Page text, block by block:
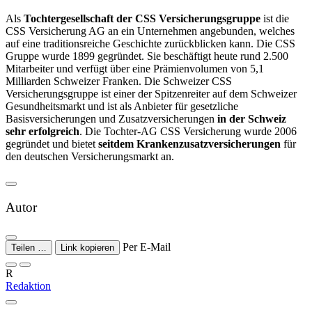
Als Tochtergesellschaft der CSS Versicherungsgruppe ist die
CSS Versicherung AG an ein Unternehmen angebunden, welches
auf eine traditionsreiche Geschichte zurückblicken kann. Die CSS
Gruppe wurde 1899 gegründet. Sie beschäftigt heute rund 2.500
Mitarbeiter und verfügt über eine Prämienvolumen von 5,1
Milliarden Schweizer Franken. Die Schweizer CSS
Versicherungsgruppe ist einer der Spitzenreiter auf dem Schweizer
Gesundheitsmarkt und ist als Anbieter für gesetzliche
Basisversicherungen und Zusatzversicherungen in der Schweiz
sehr erfolgreich. Die Tochter-AG CSS Versicherung wurde 2006
gegründet und bietet seitdem Krankenzusatzversicherungen für
den deutschen Versicherungsmarkt an.
Autor
Teilen … Link kopieren Per E-Mail
R
Redaktion